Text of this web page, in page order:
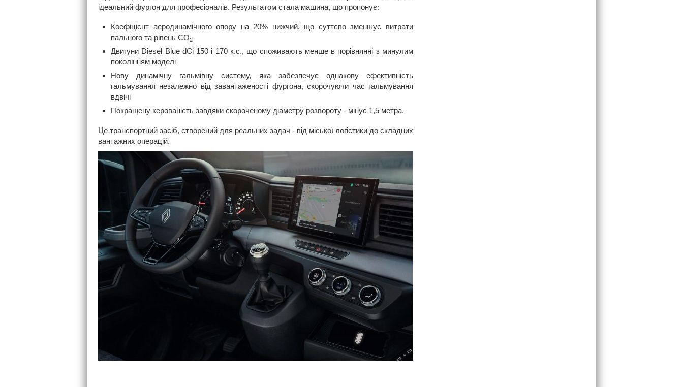
ідеальний фургон для професіоналів. Результатом стала машина, що пропонує:
Коефіцієнт аеродинамічного опору на 20% нижчий, що суттєво зменшує витрати
пального та рівень CO2
Двигуни Diesel Blue dCi 150 і 170 к.с., що споживають менше в порівнянні з минулим
поколінням моделі
Нову динамічну гальмівну систему, яка забезпечує однакову ефективність
гальмування незалежно від завантаженості фургона, скорочуючи час гальмування
вдвічі
Покращену керованість завдяки скороченому діаметру розвороту - мінус 1,5 метра.
Це транспортний засіб, створений для реальних задач - від міської логістики до складних
вантажних операцій.